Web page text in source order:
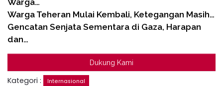
Warga Teheran Mulai Kembali, Ketegangan Masih…
Gencatan Senjata Sementara di Gaza, Harapan
dan…
Dukung Kami
Kategori : Internasional